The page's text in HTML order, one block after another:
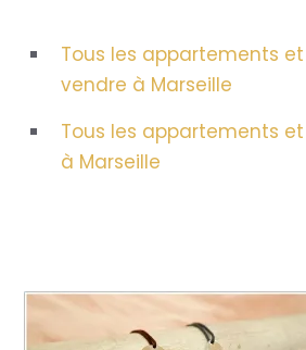
Tous les appartements
vendre à Marseille
Tous les appartements
à Marseille